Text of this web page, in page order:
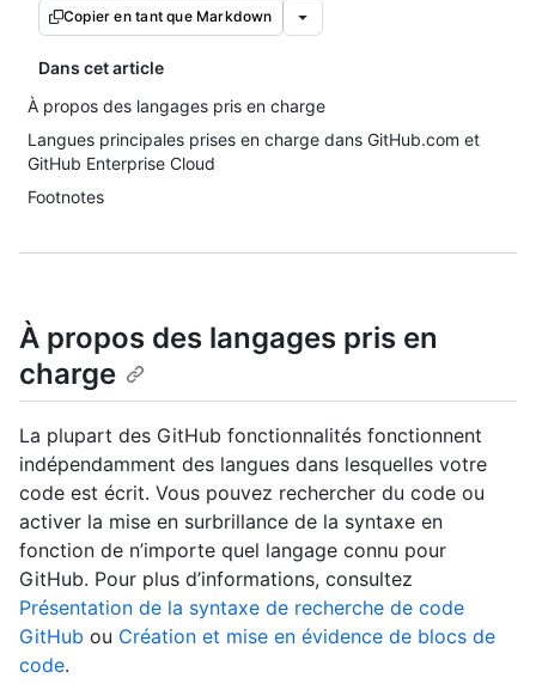
Copier en tant que Markdown
Dans cet article
À propos des langages pris en charge
Langues principales prises en charge dans GitHub.com et
GitHub Enterprise Cloud
Footnotes
À propos des langages pris en
charge
La plupart des GitHub fonctionnalités fonctionnent
indépendamment des langues dans lesquelles votre
code est écrit. Vous pouvez rechercher du code ou
activer la mise en surbrillance de la syntaxe en
fonction de n’importe quel langage connu pour
GitHub. Pour plus d’informations, consultez
Présentation de la syntaxe de recherche de code
GitHub ou Création et mise en évidence de blocs de
code.